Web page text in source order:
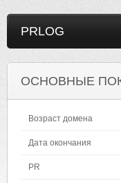
PRLOG
ОСНОВНЫЕ
Возраст домена
Дата окончания
PR